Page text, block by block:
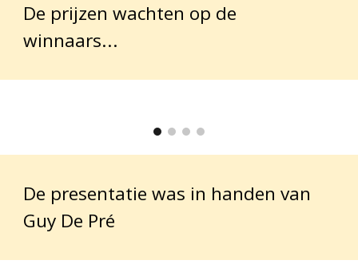
De prijzen wachten op de
winnaars...
De presentatie was in handen van
Guy De Pré